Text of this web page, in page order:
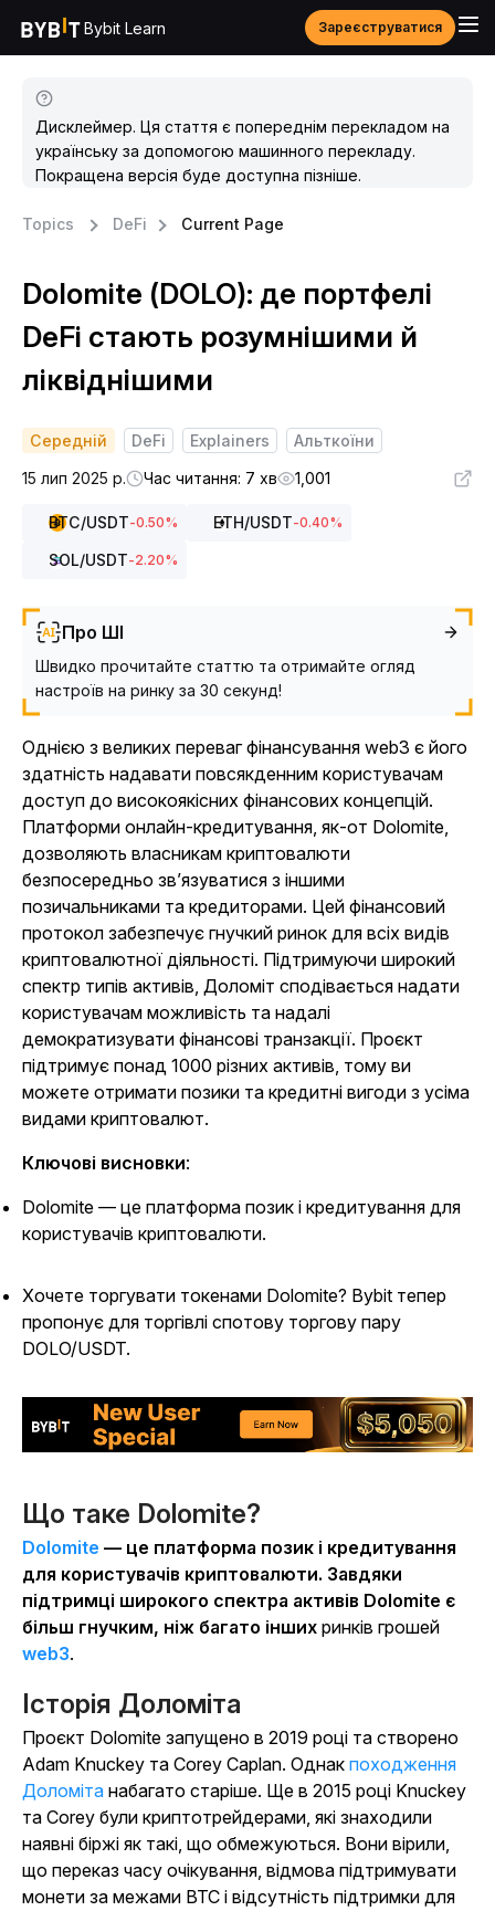
Bybit Learn Зареєструватися
Дисклеймер. Ця стаття є попереднім перекладом на
українську за допомогою машинного перекладу.
Покращена версія буде доступна пізніше.
Topics DeFi Current Page
Dolomite (DOLO): де портфелі
DeFi стають розумнішими й
ліквіднішими
Середній DeFi Explainers
Альткоїни
15 лип 2025 р.
Час читання: 7 хв 1,001
BTC/USDT-0.50% ETH/USDT-0.40%
SOL/USDT-2.20%
Про ШІ
Швидко прочитайте статтю та отримайте огляд
настроїв на ринку за 30 секунд!
Однією з великих переваг фінансування web3 є його
здатність надавати повсякденним користувачам
доступ до високоякісних фінансових концепцій.
Платформи онлайн-кредитування, як-от Dolomite,
дозволяють власникам криптовалюти
безпосередньо зв’язуватися з іншими
позичальниками та кредиторами. Цей фінансовий
протокол забезпечує гнучкий ринок для всіх видів
криптовалютної діяльності. Підтримуючи широкий
спектр типів активів, Доломіт сподівається надати
користувачам можливість та надалі
демократизувати фінансові транзакції. Проєкт
підтримує понад 1000 різних активів, тому ви
можете отримати позики та кредитні вигоди з усіма
видами криптовалют.
Ключові висновки:
Dolomite — це платформа позик і кредитування для
користувачів криптовалюти.
Хочете торгувати токенами Dolomite? Bybit тепер
пропонує для торгівлі спотову торгову пару
DOLO/USDT.
Що таке Dolomite?
Dolomite — це платформа позик і кредитування
для користувачів криптовалюти. Завдяки
підтримці широкого спектра активів Dolomite є
більш гнучким, ніж багато інших ринків грошей
web3.
Історія Доломіта
Проєкт Dolomite запущено в 2019 році та створено
Adam Knuckey та Corey Caplan. Однак походження
Доломіта набагато старіше. Ще в 2015 році Knuckey
та Corey були криптотрейдерами, які знаходили
наявні біржі як такі, що обмежуються. Вони вірили,
що переказ часу очікування, відмова підтримувати
монети за межами BTC і відсутність підтримки для